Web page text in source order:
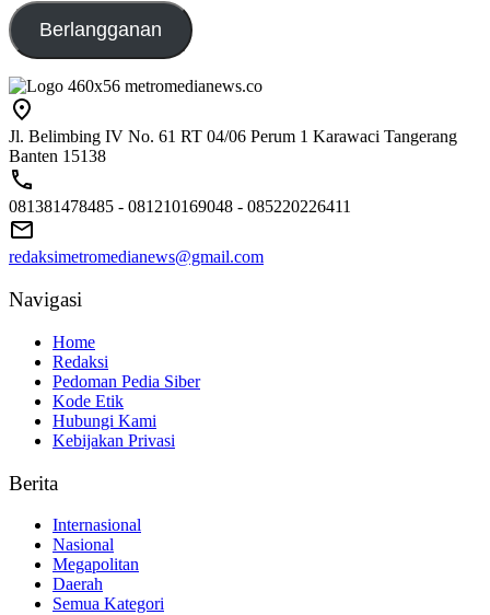
Berlangganan
Jl. Belimbing IV No. 61 RT 04/06 Perum 1 Karawaci Tangerang
Banten 15138
081381478485 - 081210169048 - 085220226411
redaksimetromedianews@gmail.com
Navigasi
Home
Redaksi
Pedoman Pedia Siber
Kode Etik
Hubungi Kami
Kebijakan Privasi
Berita
Internasional
Nasional
Megapolitan
Daerah
Semua Kategori